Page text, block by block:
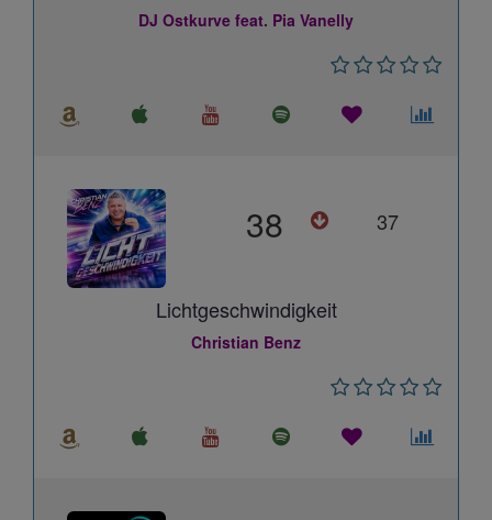
DJ Ostkurve feat. Pia Vanelly
38 37
Lichtgeschwindigkeit
Christian Benz